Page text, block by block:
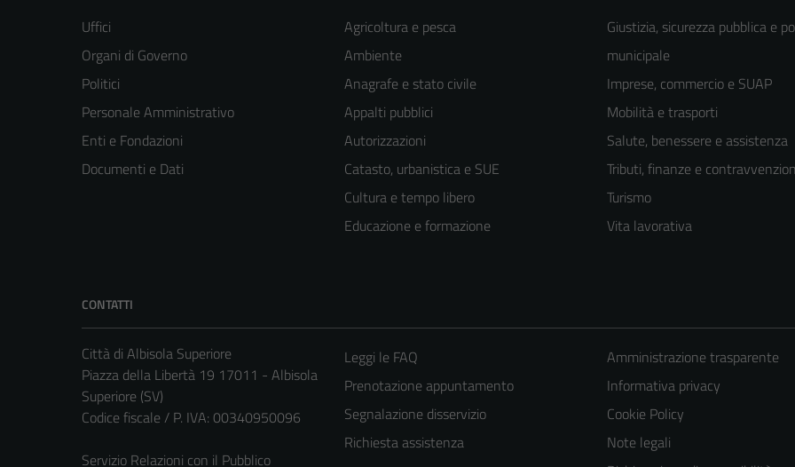
Uffici
Organi di Governo
Politici
Personale Amministrativo
Enti e Fondazioni
Documenti e Dati
Agricoltura e pesca
Ambiente
Anagrafe e stato civile
Appalti pubblici
Autorizzazioni
Catasto, urbanistica e SUE
Cultura e tempo libero
Educazione e formazione
Giustizia, sicurezza pubblica e
municipale
Imprese, commercio e SUAP
Mobilità e trasporti
Salute, benessere e assistenza
Tributi, finanze e
Turismo
Vita lavorativa
CONTATTI
Città di Albisola Superiore
Piazza della Libertà 19 17011 - Albisola
Superiore (SV)
Codice fiscale / P. IVA: 00340950096
Servizio Relazioni con il Pubblico
Leggi le FAQ
Prenotazione appuntamento
Segnalazione disservizio
Richiesta assistenza
Amministrazione trasparente
Informativa privacy
Cookie Policy
Note legali
Questi cookie
sono necessari